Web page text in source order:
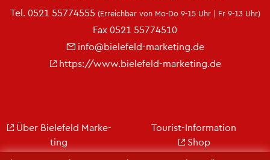
Tel. 0521 55774555 (Er­reich­bar von Mo-Do 9-15 Uhr | Fr 9-13 Uhr)
Fax 0521 55774510
info@​bielefeld-​marketing.​de
https://​www.​bielefeld-​marketing.​de
Über Bie­le­feld Mar­ke­
ting
Jobs
Tou­rist-In­for­ma­ti­on
Shop
City Bie­le­feld